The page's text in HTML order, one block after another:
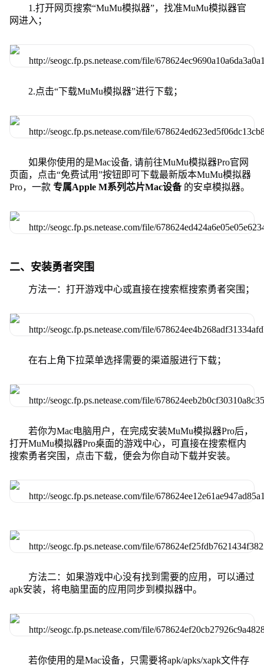
1.打开网页搜索“MuMu模拟器”，找准MuMu模拟器官
网进入；
2.点击“下载MuMu模拟器”进行下载；
如果你使用的是Mac设备, 请前往MuMu模拟器Pro官网
页面，点击“免费试用”按钮即可下载最新版本MuMu模拟器
Pro，一款 专属Apple M系列芯片Mac设备 的安卓模拟器。
二、安装勇者突围
方法一：打开游戏中心或直接在搜索框搜索勇者突围；
在右上角下拉菜单选择需要的渠道服进行下载；
若你为Mac电脑用户，在完成安装MuMu模拟器Pro后，
打开MuMu模拟器Pro桌面的游戏中心，可直接在搜索框内
搜索勇者突围，点击下载，便会为你自动下载并安装。
方法二：如果游戏中心没有找到需要的应用，可以通过
apk安装，将电脑里面的应用同步到模拟器中。
若你使用的是Mac设备，只需要将apk/apks/xapk文件存